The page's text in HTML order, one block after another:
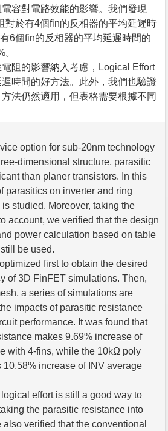
容對電路效能的影響。我們發現
對於有4個fin的反相器的平均延遲時
6個fin的反相器的平均延遲時間的
阻的影響納入考慮，Logical Effort
時間的好方法。此外，我們也驗證
法仍然適用，但表格需要根據不同
option for sub-20nm technology
dimensional structure, parasitic
than planer transistors. In this
parasitics on inverter and ring
studied. Moreover, taking the
account, we verified that the design
power calculation based on table
be used.
first to obtain the desired
of 3D FinFET simulations. Then,
a series of simulations are
impacts of parasitic resistance
performance. It was found that
makes 9.69% increase of
with 4-fins, while the 10kΩ poly
increase of INV average
effort is still a good way to
the parasitic resistance into
verified that the conventional